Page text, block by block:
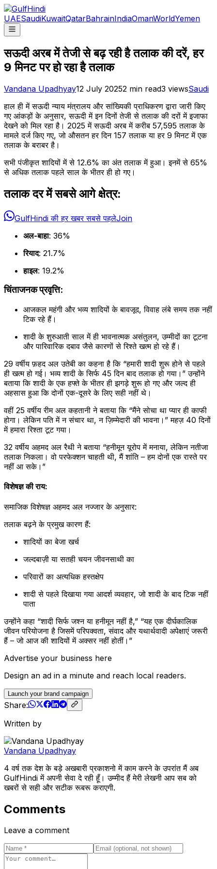
UAESaudiKuwaitQatarBahrainIndiaOmanWorldYemen
सऊदी अरब में तेजी से बढ़ रही है तलाक की दरें, हर
9 मिनट पर हो रहा है तलाक
Vandana Upadhyay12 July 20252 min read3 viewsSaudi
हाल ही में सऊदी न्याय मंत्रालय और सांख्यिकी प्राधिकरण द्वारा जारी किए
गए आंकड़ों के अनुसार, सऊदी में इन दिनों तेजी से तलाक की दरों में इजाफा
देखने को मिल रहा है। 2025 में सऊदी अरब में करीब 57,595 तलाक के
मामले दर्ज किए गए, जो औसतन हर दिन 157 तलाक या हर 9 मिनट में एक
तलाक के बराबर है।
सभी पंजीकृत शादियों में से 12.6% का अंत तलाक में हुआ। इनमें से 65%
से अधिक तलाक पहले साल के भीतर ही हो गए।
तलाक दर में सबसे आगे क्षेत्र:
GulfHindi की हर खबर सबसे पहलेJoin
अल-बाहा: 36%
रियाद: 21.7%
हाइल: 19.2%
चिंताजनक प्रवृत्ति:
आजकल महंगी और भव्य शादियों के बावजूद, विवाह लंबे समय तक नहीं
टिक रहे हैं।
शादी के शुरुआती साल में ही भावनात्मक असंतुलन, उम्मीदों का टूटना
और पारिवारिक दबाव जैसे कारणों से रिश्ते खत्म हो रहे हैं।
29 वर्षीय फ़हद अल उतेबी का कहना है कि “हमारी शादी शुरू होने से पहले
ही खत्म हो गई। भव्य शादी के सिर्फ 45 दिन बाद तलाक हो गया।” उन्होंने
बताया कि शादी के एक हफ्ते के भीतर ही झगड़े शुरू हो गए और जल्द ही
अहसास हुआ कि दोनों एक-दूसरे के लिए सही नहीं थे।
वहीं 25 वर्षीय रीम अल कहतानी ने बताया कि “मैंने सोचा था प्यार ही काफी
होगा। लेकिन पति में न संचार था, न ज़िम्मेदारी की भावना।” महज़ 40 दिनों
में हमारा रिश्ता टूट गया।
32 वर्षीय अहमद अल रैथी ने बताया “हनीमून यूरोप में मनाया, लेकिन नतीजा
तलाक निकला। वो परफेक्शन चाहती थी, मैं शांति – हम दोनों एक रास्ते पर
नहीं आ सके।”
विशेषज्ञ की राय:
समाजिक विशेषज्ञ अहमद अल नज्जार के अनुसार:
तलाक बढ़ने के प्रमुख कारण हैं:
शादियों का बेजा खर्च
जल्दबाज़ी या सतही चयन जीवनसाथी का
परिवारों का अत्यधिक हस्तक्षेप
शादी से पहले दिखाया गया आदर्श व्यवहार, जो शादी के बाद टिक नहीं
पाता
उन्होंने कहा “शादी सिर्फ जश्न या हनीमून नहीं है,” “यह एक दीर्घकालिक
जीवन परियोजना है जिसमें परिपक्वता, संवाद और यथार्थवादी अपेक्षाएं जरूरी
हैं – जो आज की शादियों में अक्सर नहीं होतीं।”
Advertise your business here
Design an ad in a minute and reach local readers.
Launch your brand campaign
Share:
Written by
Vandana Upadhyay
4 वर्ष तक देश के बड़े अखबारी प्रकाशनो में काम करने के उपरांत मैं अब
GulfHindi में अपनी सेवा दे रही हूँ। उम्मीद हैं मेरी लेखनी आप सब को
खबरों से सही और सटीक रूबरू कराएगी.
Comments
Leave a comment